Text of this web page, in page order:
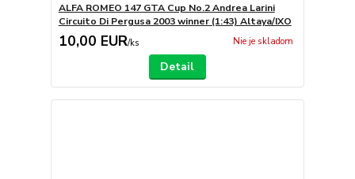
ALFA ROMEO 147 GTA Cup No.2 Andrea Larini
Circuito Di Pergusa 2003 winner (1:43) Altaya/IXO
10,00 EUR/ks Nie je skladom
Detail